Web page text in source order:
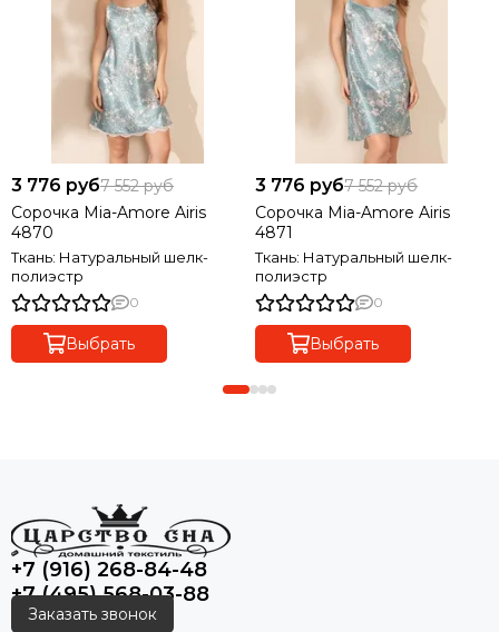
3 776 руб7 552 руб
Сорочка Mia-Amore Airis
4870
Ткань: Натуральный шелк-
полиэстр
0
Выбрать
3 776 руб7 552 руб
Сорочка Mia-Amore Airis
4871
Ткань: Натуральный шелк-
полиэстр
0
Выбрать
+7 (916) 268-84-48
+7 (495) 568-03-88
Заказать звонок